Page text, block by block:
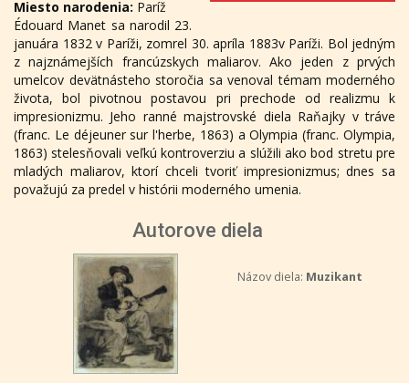
Miesto narodenia: Paríž
Édouard Manet sa narodil 23.
januára 1832 v Paríži, zomrel 30. apríla 1883v Paríži. Bol jedným
z najznámejších francúzskych maliarov. Ako jeden z prvých
umelcov devätnásteho storočia sa venoval témam moderného
života, bol pivotnou postavou pri prechode od realizmu k
impresionizmu. Jeho ranné majstrovské diela Raňajky v tráve
(franc. Le déjeuner sur l'herbe, 1863) a Olympia (franc. Olympia,
1863) stelesňovali veľkú kontroverziu a slúžili ako bod stretu pre
mladých maliarov, ktorí chceli tvoriť impresionizmus; dnes sa
považujú za predel v histórii moderného umenia.
Autorove diela
Názov diela: Muzikant